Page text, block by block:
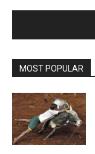
MOST POPULAR